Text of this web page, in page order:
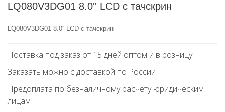
LQ080V3DG01 8.0'' LCD с тачскрин
LQ080V3DG01 8.0'' LCD с тачскрин
Поставка под заказ от 15 дней оптом и в розницу
Заказать можно с доставкой по России
Предоплата по безналичному расчету юридическим
лицам